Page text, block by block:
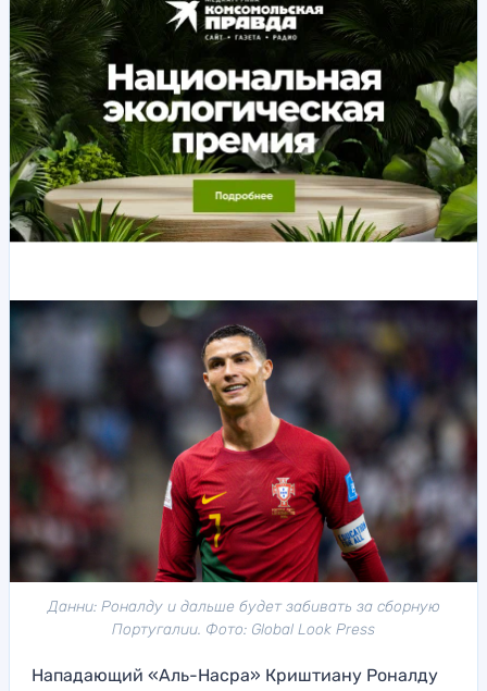
Данни: Роналду и дальше будет забивать за сборную
Португалии. Фото: Global Look Press
Нападающий «Аль-Насра» Криштиану Роналду